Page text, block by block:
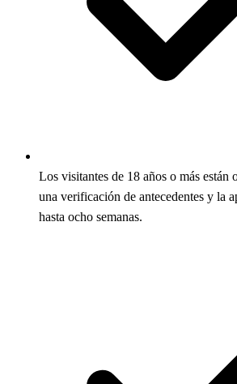
Los visitantes de 18 años o más están
una verificación de antecedentes y la
hasta ocho semanas.